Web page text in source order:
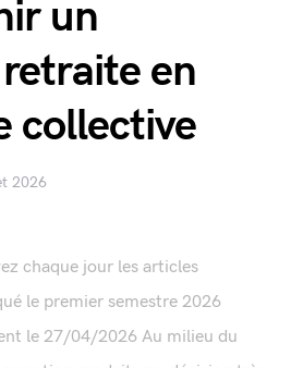
un
en
collective
2026
chaque jour les articles
le premier semestre 2026
le 27/04/2026 Au milieu du